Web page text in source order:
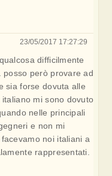
23/05/2017 17:27:29
difficilmente
però provare ad
sia forse dovuta alle
mi sono dovuto
nelle principali
e non mi
noi italiani a
rappresentati.